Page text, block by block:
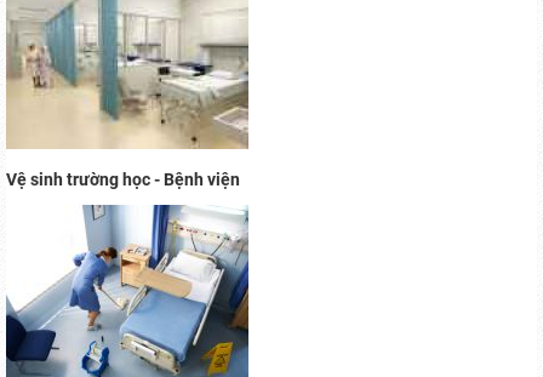
Vệ sinh trường học - Bệnh viện